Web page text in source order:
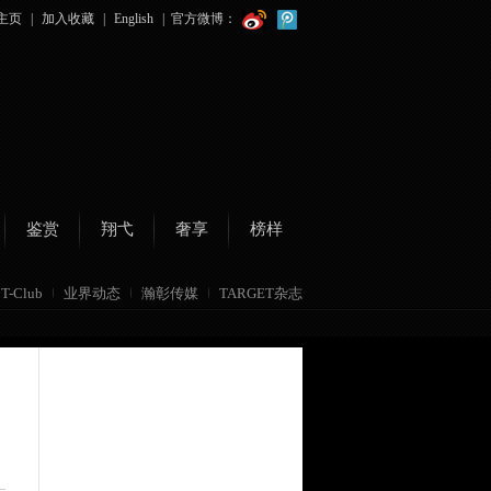
页 加入收藏 English 官方微博：
鉴赏 翔弋 奢享 榜样
T-Club 业界动态 瀚彰传媒 TARGET杂志